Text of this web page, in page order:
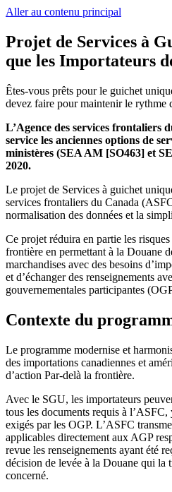
Aller au contenu principal
Projet de Services à
que les Importateurs
Êtes-vous prêts pour le guichet
devez faire pour maintenir le rythme
L’Agence des services frontaliers
service les anciennes options de
ministères (SEA AM [SO463] et
2020.
Le projet de Services à guichet
services frontaliers du Canada
normalisation des données et la
Ce projet réduira en partie les
frontière en permettant à la Douane
marchandises avec des besoins
et d’échanger des renseignements
gouvernementales participantes
Contexte du
Le programme modernise et
des importations canadiennes et
d’action Par-delà la frontière.
Avec le SGU, les importateurs
tous les documents requis à
exigés par les OGP. L’ASFC
applicables directement aux AGP
revue les renseignements ayant été
décision de levée à la Douane qui la
concerné.